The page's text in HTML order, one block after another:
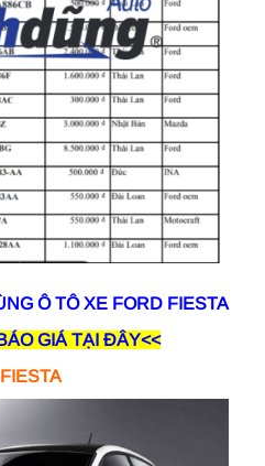
Ô TÔ XE FORD FIESTA
GIÁ TẠI ĐÂY<<